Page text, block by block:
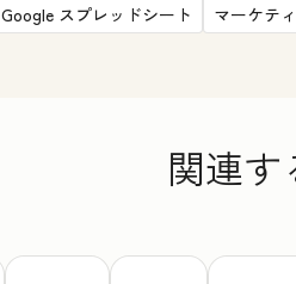
Google スプレッドシート マーケテ
関連す